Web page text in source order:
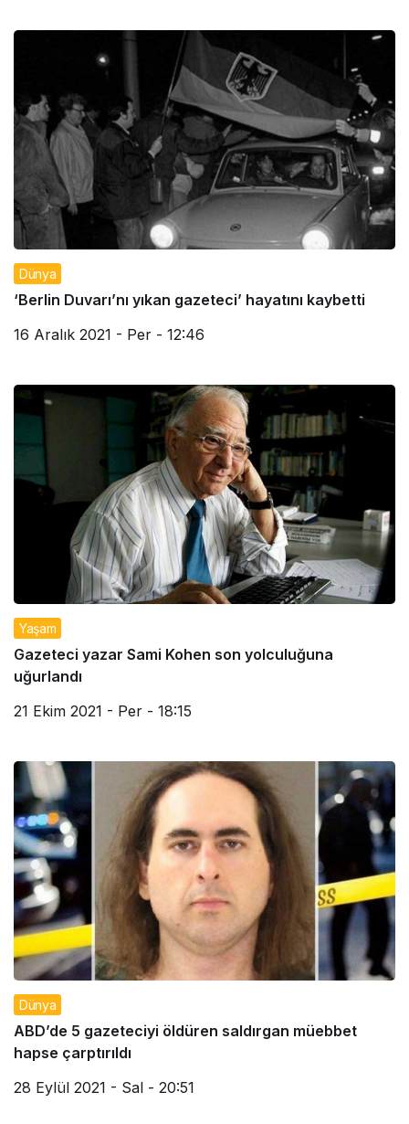
Dünya
‘Berlin Duvarı’nı yıkan gazeteci’ hayatını kaybetti
16 Aralık 2021 - Per - 12:46
Yaşam
Gazeteci yazar Sami Kohen son yolculuğuna
uğurlandı
21 Ekim 2021 - Per - 18:15
Dünya
ABD’de 5 gazeteciyi öldüren saldırgan müebbet
hapse çarptırıldı
28 Eylül 2021 - Sal - 20:51